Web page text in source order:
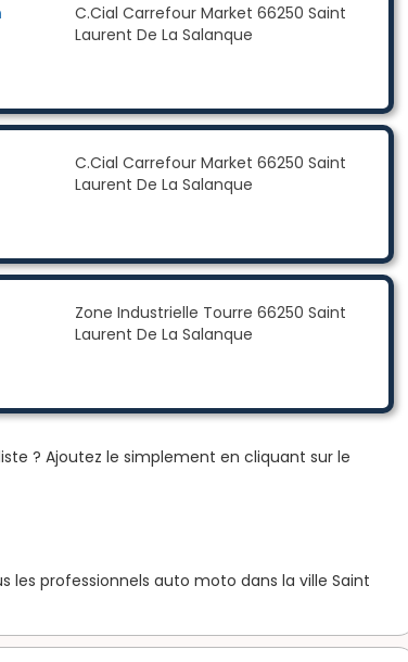
C.Cial Carrefour Market 66250 Saint
Laurent De La Salanque
C.Cial Carrefour Market 66250 Saint
Laurent De La Salanque
Zone Industrielle Tourre 66250 Saint
Laurent De La Salanque
? Ajoutez le simplement en cliquant sur le
les professionnels auto moto dans la ville Saint